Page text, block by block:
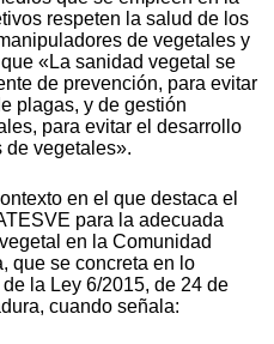
respeten la salud de los
de vegetales y
«La sanidad vegetal se
de prevención, para evitar
plagas, y de gestión
para evitar el desarrollo
de vegetales».
en el que destaca el
para la adecuada
en la Comunidad
que se concreta en lo
la Ley 6/2015, de 24 de
cuando señala: